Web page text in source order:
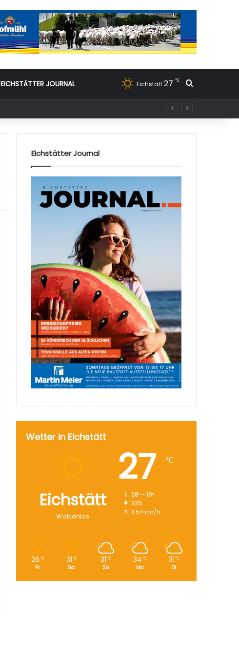
EICHSTÄTTER JOURNAL Eichstätt27 ℃ Suchen
Eichstätter Journal
Wetter in Eichstätt
Eichstätt
Wolkenlos
27 ℃
28º - 19º
33%
3.54 km/h
26 ℃
Fr.
31 ℃
Sa.
31 ℃
So.
34 ℃
Mo.
31 ℃
Di.